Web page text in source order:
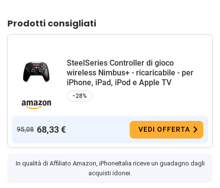
Prodotti consigliati
SteelSeries Controller di gioco
wireless Nimbus+ - ricaricabile - per
iPhone, iPad, iPod e Apple TV
−28%
95,08 68,33 € VEDI OFFERTA
In qualità di Affiliato Amazon, iPhoneItalia riceve un guadagno dagli
acquisti idonei.